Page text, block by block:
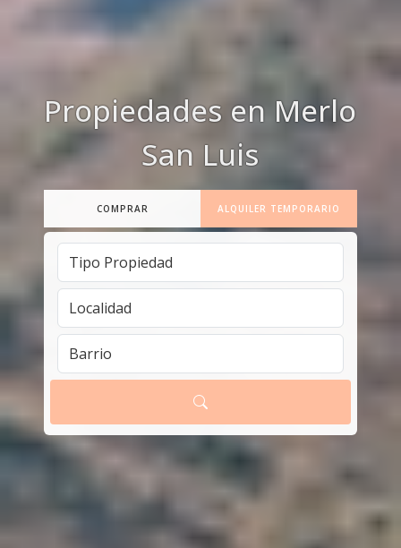
Propiedades en Merlo
San Luis
COMPRAR ALQUILER TEMPORARIO